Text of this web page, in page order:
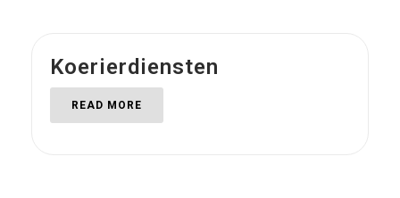
Koerierdiensten
READ MORE